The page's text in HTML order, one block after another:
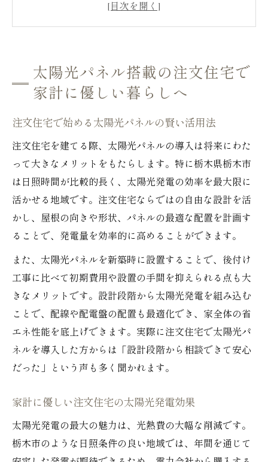
長期的な光熱費節約に役立つ注文住宅設計
太陽光パネル搭載注文住宅の暮らしやすさ
とは
魅力
太陽光パネル付き注文住宅がもたらす快適
性
太陽光発電導入で変わる注文住宅の暮らし
注文住宅の設計段階で考える省エネの工夫
長期的な家計負担を減らす住まいづくりとは
注文住宅で家計負担を抑える太陽光パネル
導入術
注文住宅と太陽光パネルで築く経済的安心
将来を見据えた注文住宅の省エネ設計ポイ
ント
太陽光パネル搭載の注文住宅で
家計に優しい暮らしへ
注文住宅で始める太陽光パネルの賢い活用法
注文住宅を建てる際、太陽光パネルの導入は将来にわた
って大きなメリットをもたらします。特に栃木県栃木市
は日照時間が比較的長く、太陽光発電の効率を最大限に
活かせる地域です。注文住宅ならではの自由な設計を活
かし、屋根の向きや形状、パネルの最適な配置を計画す
ることで、発電量を効率的に高めることができます。
また、太陽光パネルを新築時に設置することで、後付け
工事に比べて初期費用や設置の手間を抑えられる点も大
きなメリットです。設計段階から太陽光発電を組み込む
ことで、配線や配電盤の配置も最適化でき、家全体の省
エネ性能を底上げできます。実際に注文住宅で太陽光パ
ネルを導入した方からは「設計段階から相談できて安心
だった」という声も多く聞かれます。
家計に優しい注文住宅の太陽光発電効果
太陽光発電の最大の魅力は、光熱費の大幅な削減です。
栃木市のような日照条件の良い地域では、年間を通じて